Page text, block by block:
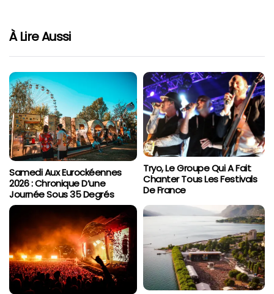
À Lire Aussi
Samedi Aux Eurockéennes
2026 : Chronique D’une
Journée Sous 35 Degrés
Tryo, Le Groupe Qui A Fait
Chanter Tous Les Festivals
De France